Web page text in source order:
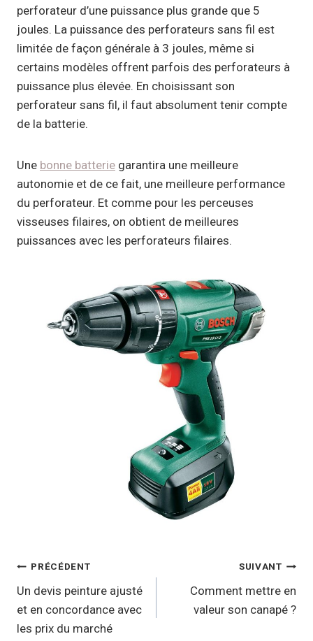
perforateur d’une puissance plus grande que 5
joules. La puissance des perforateurs sans fil est
limitée de façon générale à 3 joules, même si
certains modèles offrent parfois des perforateurs à
puissance plus élevée. En choisissant son
perforateur sans fil, il faut absolument tenir compte
de la batterie.
Une bonne batterie garantira une meilleure
autonomie et de ce fait, une meilleure performance
du perforateur. Et comme pour les perceuses
visseuses filaires, on obtient de meilleures
puissances avec les perforateurs filaires.
Navigation
de
l’article
PRÉCÉDENT
Un devis peinture ajusté
et en concordance avec
les prix du marché
SUIVANT
Comment mettre en
valeur son canapé ?